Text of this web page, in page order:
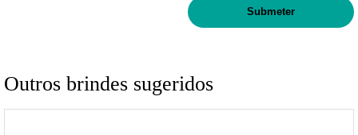
Outros brindes sugeridos